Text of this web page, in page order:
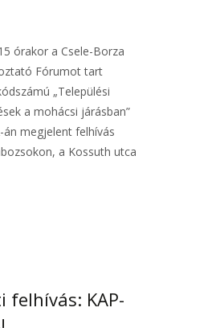
órakor a Csele-Borza
Fórumot tart
„Települési
a mohácsi járásban”
megjelent felhívás
a Kossuth utca
felhívás: KAP-